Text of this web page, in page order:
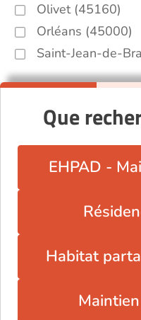
Olivet (45160)
Orléans (45000)
Saint-Jean-de-
Que
EHPAD -
Habitat